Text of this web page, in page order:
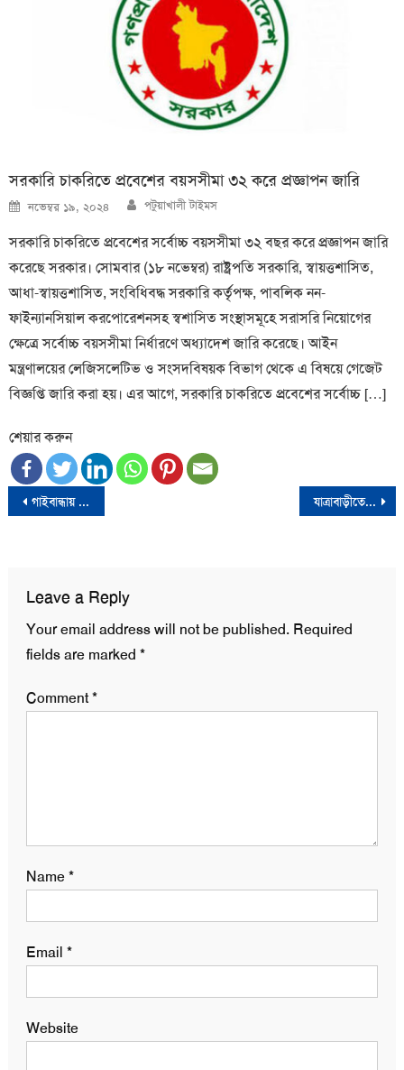
সরকারি চাকরিতে প্রবেশের বয়সসীমা ৩২ করে প্রজ্ঞাপন জারি
Posted
on
নভেম্বর ১৯, ২০২৪ Author
পটুয়াখালী টাইমস
সরকারি চাকরিতে প্রবেশের সর্বোচ্চ বয়সসীমা ৩২ বছর করে প্রজ্ঞাপন জারি
করেছে সরকার। সোমবার (১৮ নভেম্বর) রাষ্ট্রপতি সরকারি, স্বায়ত্তশাসিত,
আধা-স্বায়ত্তশাসিত, সংবিধিবদ্ধ সরকারি কর্তৃপক্ষ, পাবলিক নন-
ফাইন্যানসিয়াল করপোরেশনসহ স্বশাসিত সংস্থাসমূহে সরাসরি নিয়োগের
ক্ষেত্রে সর্বোচ্চ বয়সসীমা নির্ধারণে অধ্যাদেশ জারি করেছে। আইন
মন্ত্রণালয়ের লেজিসলেটিভ ও সংসদবিষয়ক বিভাগ থেকে এ বিষয়ে গেজেট
বিজ্ঞপ্তি জারি করা হয়। এর আগে, সরকারি চাকরিতে প্রবেশের সর্বোচ্চ […]
শেয়ার করুন
Post
গাইবান্ধায় দুর্বৃত্তদের হামলায় বৈষম্যবিরোধী ছাত্র আন্দোলনের ৩ নেতা আহত যাত্রাবাড়ীতে বাসার সামনে গাড়ি চালককে কুপিয়ে হত্যা
Leave a Reply
Your email address will not be published. Required
fields are marked *
Comment*
Name*
Email *
Website